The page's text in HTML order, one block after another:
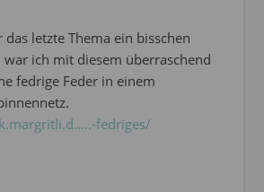
letzte Thema ein bisschen
war ich mit diesem überraschend
fedrige Feder in einem
fedriges/